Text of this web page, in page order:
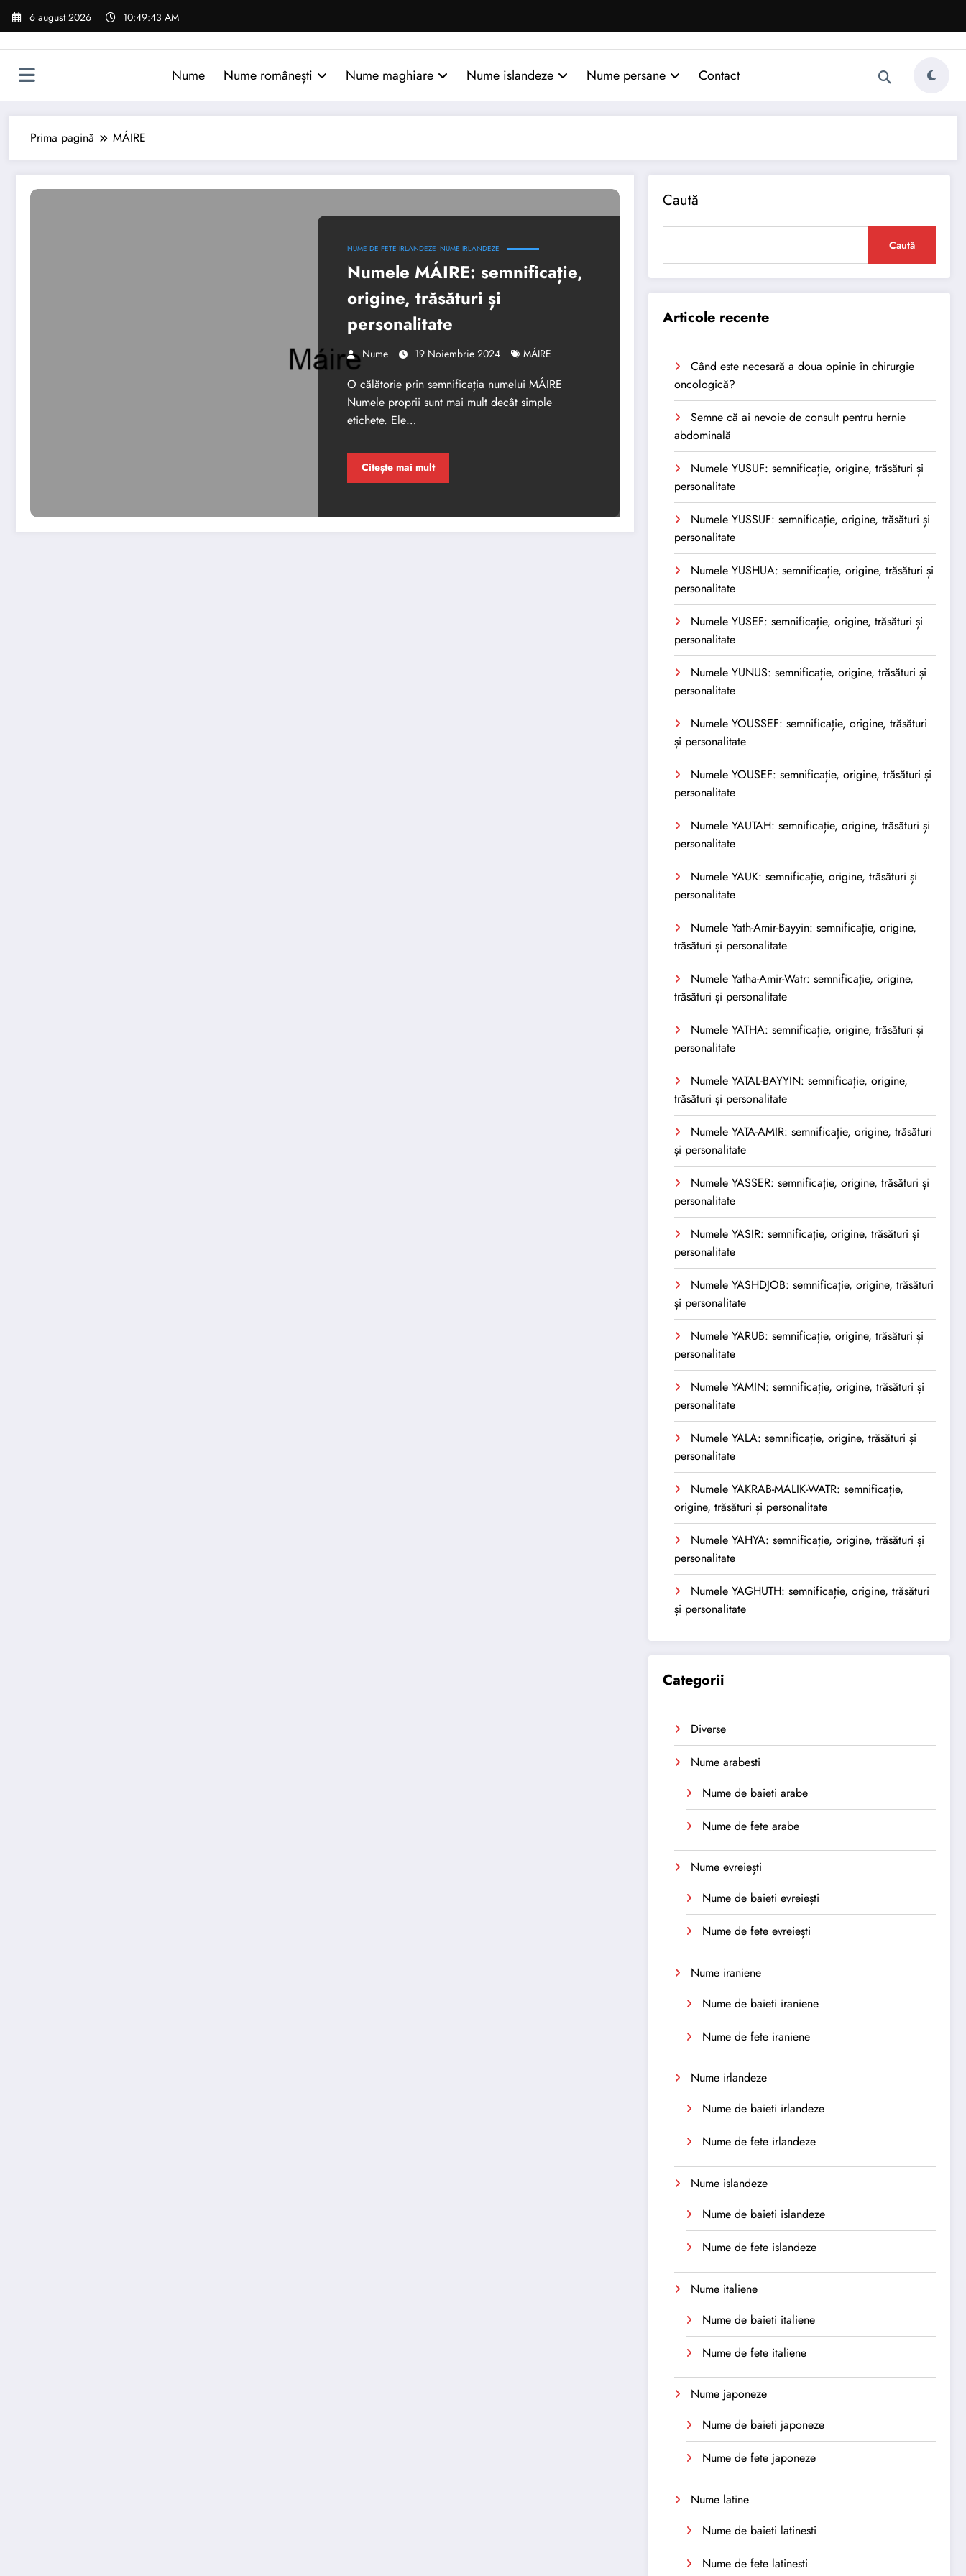
Sari
6 august 2026 10:49:44 AM
Nume Nume românești Nume maghiare Nume islandeze Nume persane Contact
Prima pagină MÁIRE
NUME DE FETE IRLANDEZE NUME IRLANDEZE
Numele MÁIRE: semnificație,
origine, trăsături și
personalitate
Nume 19 Noiembrie 2024 MÁIRE
O călătorie prin semnificația numelui MÁIRE
Numele proprii sunt mai mult decât simple
etichete. Ele…
Citește mai mult
Caută
Caută
Articole recente
Când este necesară a doua opinie în chirurgie
oncologică?
Semne că ai nevoie de consult pentru hernie
abdominală
Numele YUSUF: semnificație, origine, trăsături și
personalitate
Numele YUSSUF: semnificație, origine, trăsături și
personalitate
Numele YUSHUA: semnificație, origine, trăsături și
personalitate
Numele YUSEF: semnificație, origine, trăsături și
personalitate
Numele YUNUS: semnificație, origine, trăsături și
personalitate
Numele YOUSSEF: semnificație, origine, trăsături
și personalitate
Numele YOUSEF: semnificație, origine, trăsături și
personalitate
Numele YAUTAH: semnificație, origine, trăsături și
personalitate
Numele YAUK: semnificație, origine, trăsături și
personalitate
Numele Yath-Amir-Bayyin: semnificație, origine,
trăsături și personalitate
Numele Yatha-Amir-Watr: semnificație, origine,
trăsături și personalitate
Numele YATHA: semnificație, origine, trăsături și
personalitate
Numele YATAL-BAYYIN: semnificație, origine,
trăsături și personalitate
Numele YATA-AMIR: semnificație, origine, trăsături
și personalitate
Numele YASSER: semnificație, origine, trăsături și
personalitate
Numele YASIR: semnificație, origine, trăsături și
personalitate
Numele YASHDJOB: semnificație, origine, trăsături
și personalitate
Numele YARUB: semnificație, origine, trăsături și
personalitate
Numele YAMIN: semnificație, origine, trăsături și
personalitate
Numele YALA: semnificație, origine, trăsături și
personalitate
Numele YAKRAB-MALIK-WATR: semnificație,
origine, trăsături și personalitate
Numele YAHYA: semnificație, origine, trăsături și
personalitate
Numele YAGHUTH: semnificație, origine, trăsături
și personalitate
Categorii
Diverse
Nume arabesti
Nume de baieti arabe
Nume de fete arabe
Nume evreiești
Nume de baieti evreiești
Nume de fete evreiești
Nume iraniene
Nume de baieti iraniene
Nume de fete iraniene
Nume irlandeze
Nume de baieti irlandeze
Nume de fete irlandeze
Nume islandeze
Nume de baieti islandeze
Nume de fete islandeze
Nume italiene
Nume de baieti italiene
Nume de fete italiene
Nume japoneze
Nume de baieti japoneze
Nume de fete japoneze
Nume latine
Nume de baieti latinesti
Nume de fete latinesti